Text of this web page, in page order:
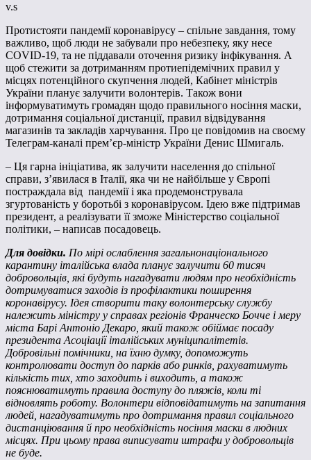
v.s
Протистояти пандемії коронавірусу – спільне завдання, тому
важливо, щоб люди не забували про небезпеку, яку несe
COVID-19, та не піддавали оточення ризику інфікування. А
щоб стежити за дотриманням протиепідемічних правил у
місцях потенційного скупчення людей, Кабінет міністрів
України планує залучити волонтерів. Також вони
інформуватимуть громадян щодо правильного носіння маски,
дотримання соціальної дистанції, правил відвідування
магазинів та закладів харчування. Про це повідомив на своєму
Телеграм-каналі прем’єр-міністр України Денис Шмигаль.
– Ця гарна ініціатива, як залучити населення до спільної
справи, з’явилася в Італії, яка чи не найбільше у Європі
постраждала від пандемії і яка продемонструвала
згуртованість у боротьбі з коронавірусом. Ідею вже підтримав
президент, а реалізувати її зможе Міністерство соціальної
політики, – написав посадовець.
Для довідки. По мірі ослаблення загальнонаціонального
карантину італійська влада планує залучити 60 тисяч
добровольців, які будуть нагадувати людям про необхідність
дотримуватися заходів із профілактики поширення
коронавірусу. Ідея створити таку волонтерську службу
належить міністру у справах регіонів Франческо Бочче і меру
міста Барі Антоніо Декаро, який також обіймає посаду
президента Асоціації італійських муніципалітетів.
Добровільні помічники, на їхню думку, допоможуть
контролювати доступ до парків або ринків, рахуватимуть
кількість тих, хто заходить і виходить, а також
пояснюватимуть правила доступу до пляжів, коли ті
відновлять роботу. Волонтери відповідатимуть на запитання
людей, нагадуватимуть про дотримання правил соціального
дистанціювання й про необхідність носіння маски в людних
місцях. При цьому права виписувати штрафи у добровольців
не буде.